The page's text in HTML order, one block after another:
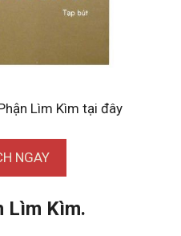
Lìm Kìm tại đây
NGAY
Lìm Kìm.